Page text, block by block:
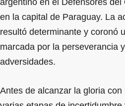
en la capital de Paraguay. La
resultó determinante y coronó
marcada por la perseverancia
adversidades.
Antes de alcanzar la gloria